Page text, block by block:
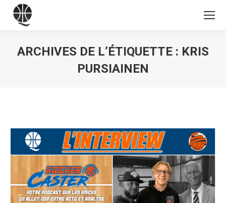
ARCHIVES DE L’ÉTIQUETTE : KRIS
PURSIAINEN